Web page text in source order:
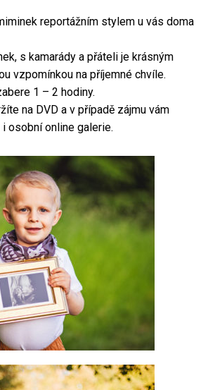
reportážním stylem u vás doma
s kamarády a přáteli je krásným
vzpomínkou na příjemné chvíle.
1 – 2 hodiny.
na DVD a v případě zájmu vám
osobní online galerie.